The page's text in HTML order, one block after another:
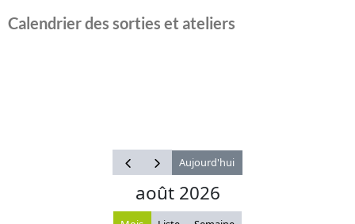
Calendrier des sorties et ateliers